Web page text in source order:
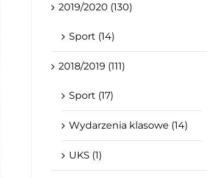
2019/2020 (130)
Sport (14)
2018/2019 (111)
Sport (17)
Wydarzenia klasowe (14)
UKS (1)